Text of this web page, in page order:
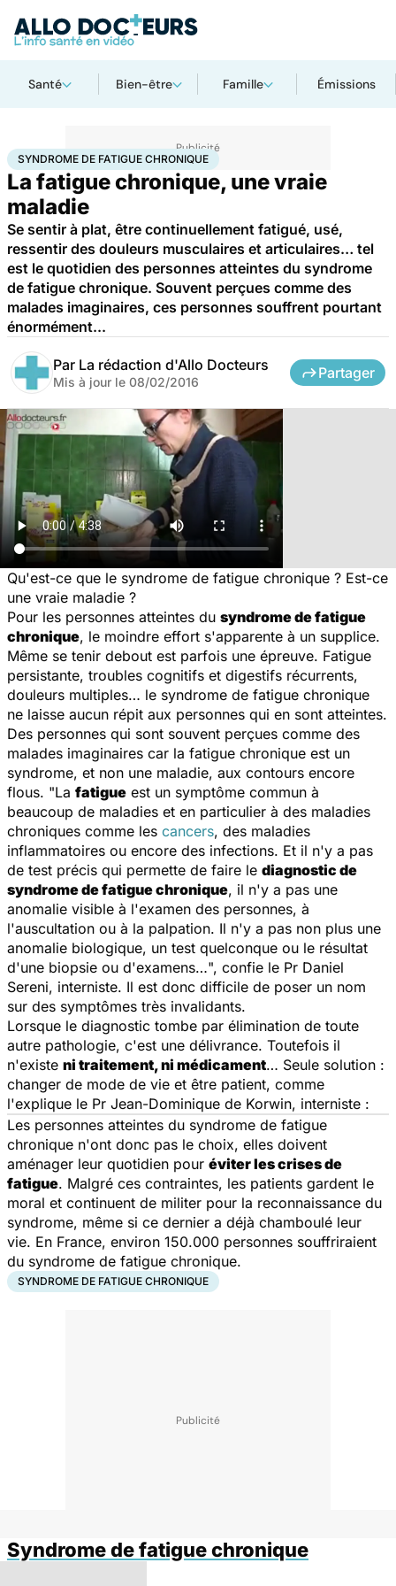
Santé Bien-être Famille Émissions
AccueilSanté Syndrome de fatigue chronique
SYNDROME DE FATIGUE CHRONIQUE
La fatigue chronique, une vraie
maladie
Se sentir à plat, être continuellement fatigué, usé,
ressentir des douleurs musculaires et articulaires… tel
est le quotidien des personnes atteintes du syndrome
de fatigue chronique. Souvent perçues comme des
malades imaginaires, ces personnes souffrent pourtant
énormément...
Par La rédaction d'Allo Docteurs
Mis à jour le 08/02/2016
Partager
Qu'est-ce que le syndrome de fatigue chronique ? Est-ce
une vraie maladie ?
Pour les personnes atteintes du syndrome de fatigue
chronique, le moindre effort s'apparente à un supplice.
Même se tenir debout est parfois une épreuve. Fatigue
persistante, troubles cognitifs et digestifs récurrents,
douleurs multiples… le syndrome de fatigue chronique
ne laisse aucun répit aux personnes qui en sont atteintes.
Des personnes qui sont souvent perçues comme des
malades imaginaires car la fatigue chronique est un
syndrome, et non une maladie, aux contours encore
flous. "La fatigue est un symptôme commun à
beaucoup de maladies et en particulier à des maladies
chroniques comme les cancers, des maladies
inflammatoires ou encore des infections. Et il n'y a pas
de test précis qui permette de faire le diagnostic de
syndrome de fatigue chronique, il n'y a pas une
anomalie visible à l'examen des personnes, à
l'auscultation ou à la palpation. Il n'y a pas non plus une
anomalie biologique, un test quelconque ou le résultat
d'une biopsie ou d'examens…", confie le Pr Daniel
Sereni, interniste. Il est donc difficile de poser un nom
sur des symptômes très invalidants.
Lorsque le diagnostic tombe par élimination de toute
autre pathologie, c'est une délivrance. Toutefois il
n'existe ni traitement, ni médicament… Seule solution :
changer de mode de vie et être patient, comme
l'explique le Pr Jean-Dominique de Korwin, interniste :
Les personnes atteintes du syndrome de fatigue
chronique n'ont donc pas le choix, elles doivent
aménager leur quotidien pour éviter les crises de
fatigue. Malgré ces contraintes, les patients gardent le
moral et continuent de militer pour la reconnaissance du
syndrome, même si ce dernier a déjà chamboulé leur
vie. En France, environ 150.000 personnes souffriraient
du syndrome de fatigue chronique.
SYNDROME DE FATIGUE CHRONIQUE
Syndrome de fatigue chronique